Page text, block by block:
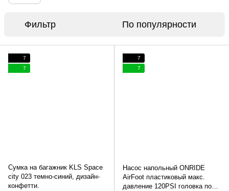
Фильтр По популярности
7
7
Сумка на багажник KLS Space
city 023 темно-синий, дизайн-
конфетти.
7
7
Насос напольный ONRIDE
AirFoot пластиковый макс.
давление 120PSI головка под